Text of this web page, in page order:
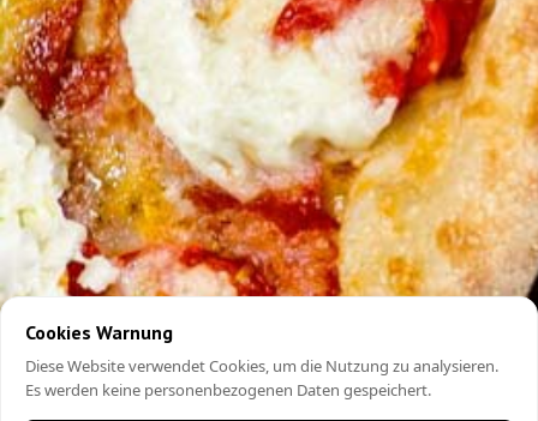
Cookies Warnung
Diese Website verwendet Cookies, um die Nutzung zu analysieren.
Es werden keine personenbezogenen Daten gespeichert.